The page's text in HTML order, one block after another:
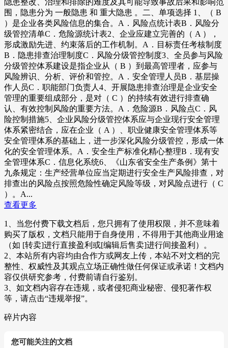
围，隐患分为 一般隐患 和 重大隐患 。二、单项选择 1、（ B
）是企业各类风险信息的集合。A．风险点统计表B．风险分
级管控清单C．危险源统计表2、企业应建立完善的（ A ），
形成激励先进、约束落后的工作机制。A．目标责任考核制度
B．隐患排查治理制度C．风险分级管控制度3、全员参与风险
分级管控体系建设是指企业从（ B ）到最高管理者，应参与
风险辨识、分析、评价和管控。A．安全管理人员B．基层操
作人员C．职能部门负责人4、开展隐患排查治理是企业安全
管理的重要组成部分，是对（ C ）的持续有效进行排查确
认、有效控制风险的重要方法。A．危险源B．风险点C．风
险控制措施5、企业风险分级管控体系应与企业现行安全管理
体系紧密结合，应在企业（ A ）、职业健康安全管理体系等
安全管理体系的基础上，进一步深化风险分级管控，形成一体
化的安全管理体系。A．安全生产标准化精心整理B．现有安
全管理体系C．信息化系统6、《山东省安全生产条例》第十
九条规定：生产经营单位应当定期进行安全生产风险排查，对
排查出的风险点按照危险性确定风险等级，对风险点进行（ C
）。A...
查看更多
1、当您付费下载文档后，您只拥有了使用权限，并不意味着
购买了版权，文档只能用于自身使用，不得用于其他商业用途
（如 [转卖]进行直接盈利或[编辑后售卖]进行间接盈利）。
2、本站所有内容均由合作方或网友上传，本站不对文档的完
整性、权威性及其观点立场正确性做任何保证或承诺！文档内
容仅供研究参考，付费前请自行鉴别。
3、如文档内容存在违规，或者侵犯商业秘密、侵犯著作权
等，请点击“违规举报”。
碎片内容
您可能关注的文档